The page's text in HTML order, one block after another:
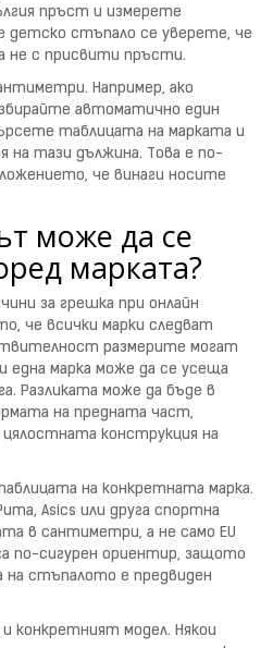
пръст и измерете
детско стъпало се уверете, че
не с присвити пръсти.
Например, ако
автоматично един
таблицата на марката и
на тази дължина. Това е по-
че винаги носите
може да се
марката?
за грешка при онлайн
че всички марки следват
размерите могат
една марка може да се усеща
Разликата може да бъде в
на предната част,
конструкция на
на конкретната марка.
Asics или друга спортна
в сантиметри, а не само EU
по-сигурен ориентир, защото
на стъпалото е предвиден
конкретният модел. Някои